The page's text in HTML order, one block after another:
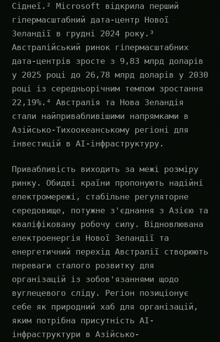
Сіднеї.² Microsoft відкрила перший
гіпермасштабний дата-центр Нової
Зеландії в грудні 2024 року.³
Австралійський ринок гіпермасштабних
дата-центрів зросте з 9,83 млрд доларів
у 2025 році до 26,78 млрд доларів у 2030
році із середньорічним темпом зростання
22,19%.⁴ Австралія та Нова Зеландія
стали найпривабливішими напрямками в
Азійсько-Тихоокеанському регіоні для
інвестицій в AI-інфраструктуру.
Привабливість виходить за межі розміру
ринку. Обидві країни пропонують надійні
електромережі, стабільне регуляторне
середовище, потужне з'єднання з Азією та
кваліфіковану робочу силу. Відновлювана
електроенергія Нової Зеландії та
енергетичний перехід Австралії створюють
переваги сталого розвитку для
організацій із зобов'язаннями щодо
вуглецевого сліду. Регіон позиціонує
себе як природний хаб для організацій,
яким потрібна присутність AI-
інфраструктури в Азійсько-